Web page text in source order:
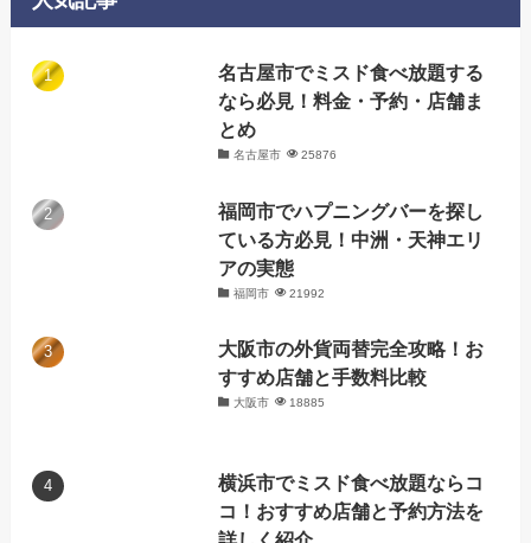
ー
名古屋市でミスド食べ放題する
なら必見！料金・予約・店舗ま
とめ
名古屋市 25876
福岡市でハプニングバーを探し
ている方必見！中洲・天神エリ
アの実態
福岡市 21992
大阪市の外貨両替完全攻略！お
すすめ店舗と手数料比較
大阪市 18885
横浜市でミスド食べ放題ならコ
コ！おすすめ店舗と予約方法を